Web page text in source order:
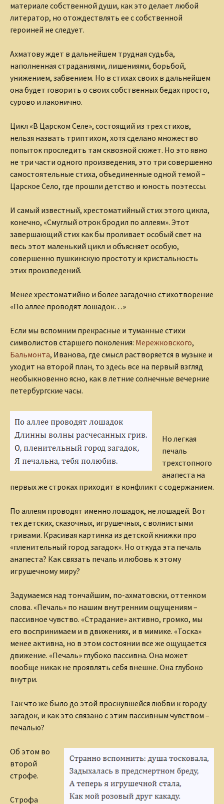
материале собственной души, как это делает любой
литератор, но отождествлять ее с собственной
героиней не следует.
Ахматову ждет в дальнейшем трудная судьба,
наполненная страданиями, лишениями, борьбой,
унижением, забвением. Но в стихах своих в дальнейшем
она будет говорить о своих собственных бедах просто,
сурово и лаконично.
Цикл «В Царском Селе», состоящий из трех стихов,
нельзя назвать триптихом, хотя сделано множество
попыток проследить там сквозной сюжет. Но это явно
не три части одного произведения, это три совершенно
самостоятельные стиха, объединенные одной темой –
Царское Село, где прошли детство и юность поэтессы.
И самый известный, хрестоматийный стих этого цикла,
конечно, «Смуглый отрок бродил по аллеям». Этот
завершающий стих как бы проливает особый свет на
весь этот маленький цикл и объясняет особую,
совершенно пушкинскую простоту и кристальность
этих произведений.
Менее хрестоматийно и более загадочно стихотворение
«По аллее проводят лошадок…»
Если мы вспомним прекрасные и туманные стихи
символистов старшего поколения: Мережковского,
Бальмонта, Иванова, где смысл растворяется в музыке и
уходит на второй план, то здесь все на первый взгляд
необыкновенно ясно, как в летние солнечные вечерние
петербургские часы.
Но легкая
печаль
трехстопного
анапеста на
первых же строках приходит в конфликт с содержанием.
По аллеям проводят именно лошадок, не лошадей. Вот
тех детских, сказочных, игрушечных, с волнистыми
гривами. Красивая картинка из детской книжки про
«пленительный город загадок». Но откуда эта печаль
анапеста? Как связать печаль и любовь к этому
игрушечному миру?
Задумаемся над тончайшим, по-ахматовски, оттенком
слова. «Печаль» по нашим внутренним ощущениям –
пассивное чувство. «Страдание» активно, громко, мы
его воспринимаем и в движениях, и в мимике. «Тоска»
менее активна, но в этом состоянии все же ощущается
движение. «Печаль» глубоко пассивна. Она может
вообще никак не проявлять себя внешне. Она глубоко
внутри.
Так что же было до этой проснувшейся любви к городу
загадок, и как это связано с этим пассивным чувством –
печалью?
Об этом во
второй
строфе.
Строфа